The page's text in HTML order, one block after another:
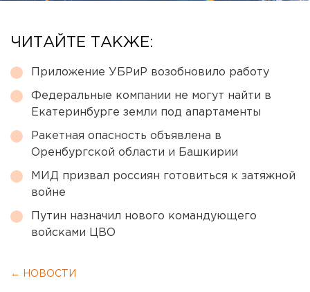
ЧИТАЙТЕ ТАКЖЕ:
Приложение УБРиР возобновило работу
Федеральные компании не могут найти в
Екатеринбурге земли под апартаменты
Ракетная опасность объявлена в
Оренбургской области и Башкирии
МИД призвал россиян готовиться к затяжной
войне
Путин назначил нового командующего
войсками ЦВО
← НОВОСТИ